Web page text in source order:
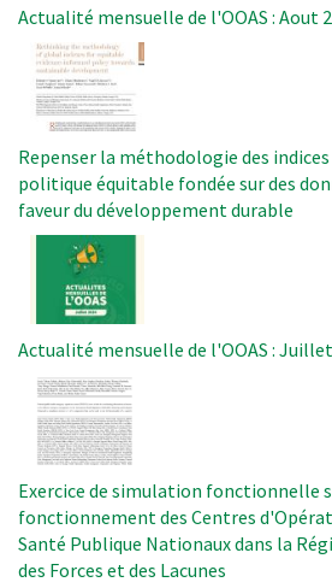
Actualité mensuelle de l'OOAS : Aout
Image
Repenser la méthodologie des
politique équitable fondée sur des
faveur du développement durable
Image
Actualité mensuelle de l'OOAS :
Image
Exercice de simulation fonctionnelle
fonctionnement des Centres
Santé Publique Nationaux dans la
des Forces et des Lacunes